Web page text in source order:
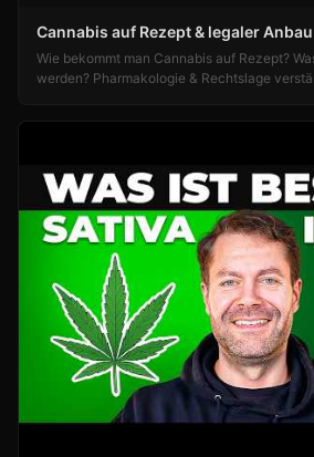
Cannabis auf Rezept & legaler
Wie bekommt man Cannabis auf Rezept?
werden? Pharmakologie & Rechtslage